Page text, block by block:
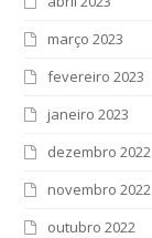
março 2023
fevereiro 2023
janeiro 2023
dezembro 2022
novembro 2022
outubro 2022